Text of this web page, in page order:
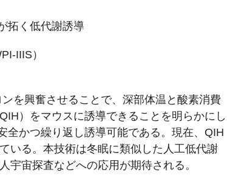
拓く低代謝誘導
IIIS）
を興奮させることで、深部体温と酸素消費
）をマウスに誘導できることを明らかにし
全かつ繰り返し誘導可能である。現在、QIH
いる。本技術は冬眠に類似した人工低代謝
宇宙探査などへの応用が期待される。